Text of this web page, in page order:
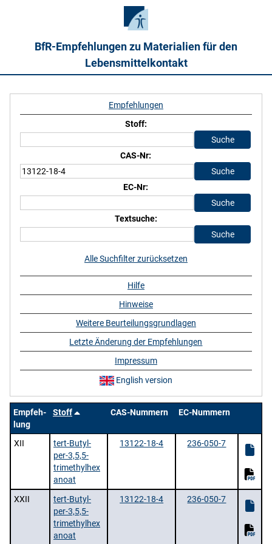
BfR-Empfehlungen zu Materialien für den
Lebensmittelkontakt
Empfeh-
lung
Stoff CAS-Nummern EC-Nummern
XII
tert-Butyl-
per-3,5,5-
trimethylhex
anoat
13122-18-4 236-050-7
XXII
tert-Butyl-
per-3,5,5-
trimethylhex
anoat
13122-18-4 236-050-7
Empfehlungen
Stoff:
CAS-Nr:
EC-Nr:
Textsuche:
Alle Suchfilter zurücksetzen
Hilfe
Hinweise
Weitere Beurteilungsgrundlagen
Letzte Änderung der Empfehlungen
Impressum
English version